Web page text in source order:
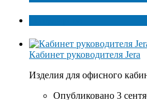
Кабинет руководителя Jera
Изделия для офисного
Опубликовано 3